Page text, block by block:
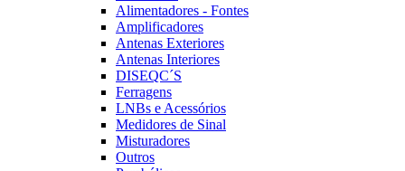
Alimentadores - Fontes
Amplificadores
Antenas Exteriores
Antenas Interiores
DISEQC´S
Ferragens
LNBs e Acessórios
Medidores de Sinal
Misturadores
Outros